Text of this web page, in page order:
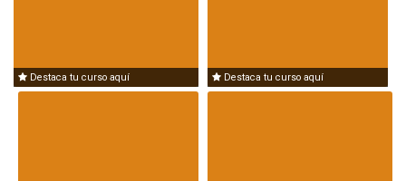
Destaca tu curso aquí Destaca tu curso aquí